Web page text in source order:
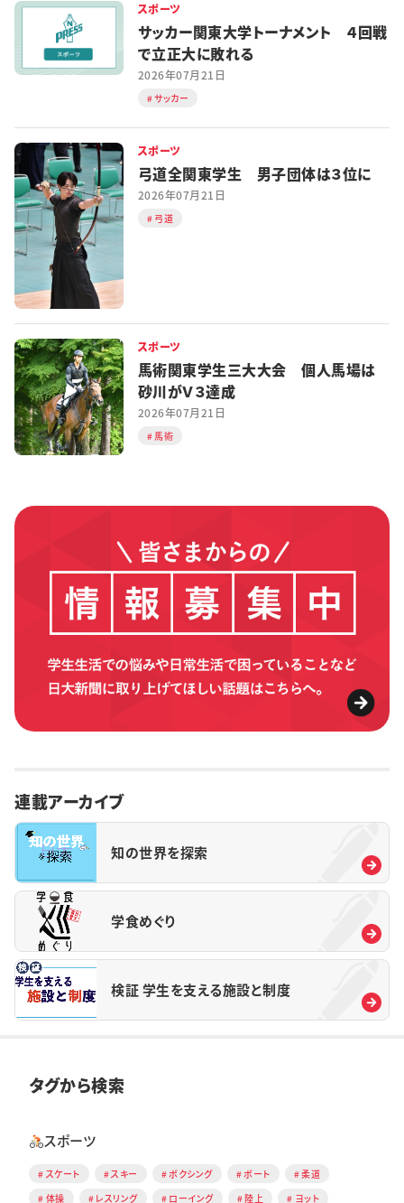
スポーツ
サッカー関東大学トーナメント ４回戦
で立正大に敗れる
2026年07月21日
サッカー
スポーツ
弓道全関東学生 男子団体は３位に
2026年07月21日
弓道
スポーツ
馬術関東学生三大大会 個人馬場は
砂川がＶ３達成
2026年07月21日
馬術
連載アーカイブ
知の世界を探索
学食めぐり
検証 学生を支える施設と制度
タグから検索
スポーツ
スケート スキー ボクシング ボート
柔道
体操
レスリング ローイング 陸上 ヨット